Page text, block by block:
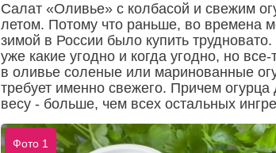
Салат «Оливье» с колбасой и свежим
летом. Потому что раньше, во времена
зимой в России было купить
уже какие угодно и когда угодно, но
в оливье соленые или маринованные
требует именно свежего. Причем
весу - больше, чем всех остальных
Фото 1